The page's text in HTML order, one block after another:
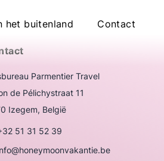
het buitenland Contact
Parmentier Travel
de Pélichystraat 11
Izegem, België
51 31 52 39